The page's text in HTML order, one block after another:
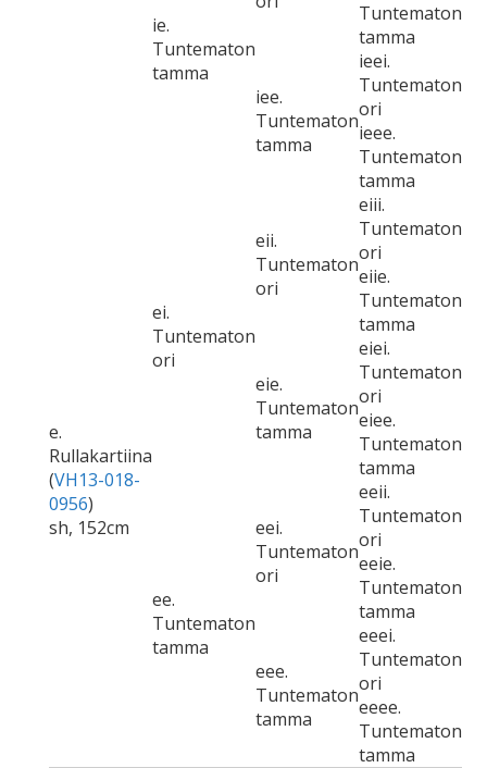
ie.
Tuntematon
tamma
Tuntematon
tamma
iee.
Tuntematon
tamma
ieei.
Tuntematon
ori
ieee.
Tuntematon
tamma
e.
Rullakartiina
(VH13-018-
0956)
sh, 152cm
ei.
Tuntematon
ori
eii.
Tuntematon
ori
eiii.
Tuntematon
ori
eiie.
Tuntematon
tamma
eie.
Tuntematon
tamma
eiei.
Tuntematon
ori
eiee.
Tuntematon
tamma
ee.
Tuntematon
tamma
eei.
Tuntematon
ori
eeii.
Tuntematon
ori
eeie.
Tuntematon
tamma
eee.
Tuntematon
tamma
eeei.
Tuntematon
ori
eeee.
Tuntematon
tamma